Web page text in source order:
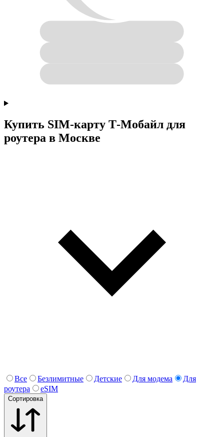
Купить SIM-карту Т‑Мобайл для
роутера в Москве
Все Безлимитные Детские Для модема
Для
роутера
eSIM
Сортировка